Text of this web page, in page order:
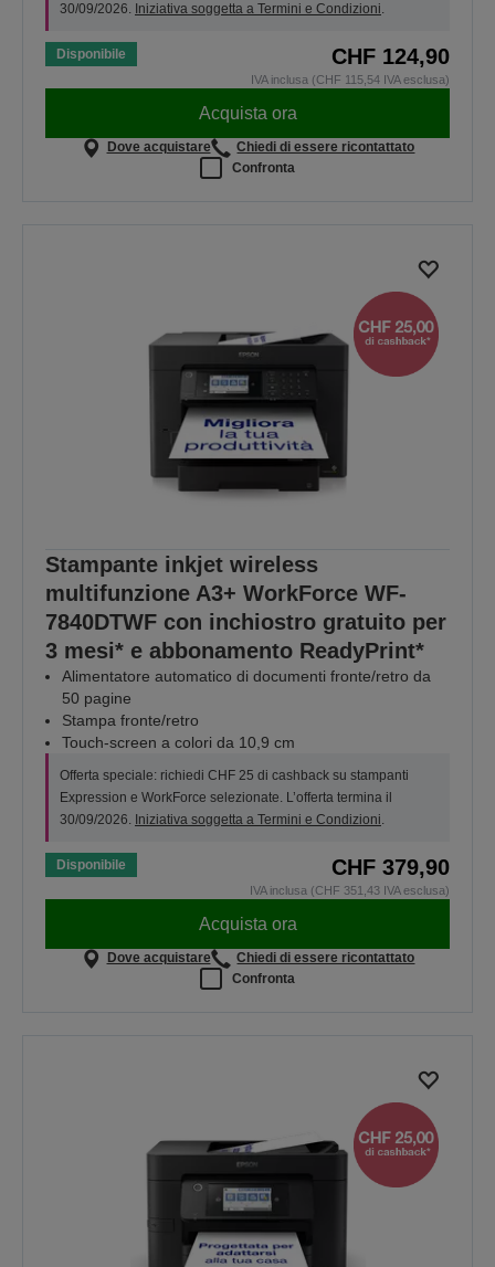
30/09/2026. Iniziativa soggetta a Termini e Condizioni.
Disponibile CHF 124,90
IVA inclusa (CHF 115,54 IVA esclusa)
Acquista ora
Dove acquistare
Chiedi di essere ricontattato
Confronta
Stampante inkjet wireless
multifunzione A3+ WorkForce WF-
7840DTWF con inchiostro gratuito per
3 mesi* e abbonamento ReadyPrint*
Alimentatore automatico di documenti fronte/retro da
50 pagine
Stampa fronte/retro
Touch-screen a colori da 10,9 cm
Offerta speciale: richiedi CHF 25 di cashback su stampanti
Expression e WorkForce selezionate. L’offerta termina il
30/09/2026. Iniziativa soggetta a Termini e Condizioni.
Disponibile CHF 379,90
IVA inclusa (CHF 351,43 IVA esclusa)
Acquista ora
Dove acquistare
Chiedi di essere ricontattato
Confronta